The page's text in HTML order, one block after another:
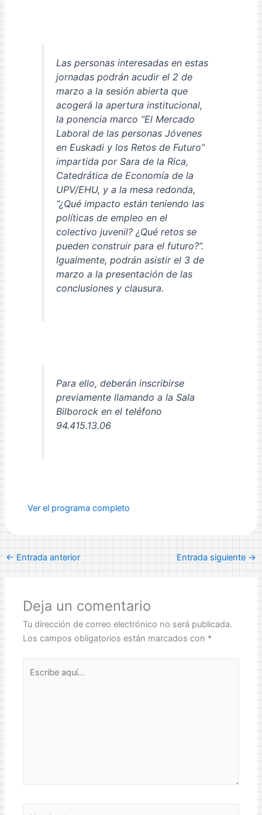
Las personas interesadas en estas
jornadas podrán acudir el 2 de
marzo a la sesión abierta que
acogerá la apertura institucional,
la ponencia marco “El Mercado
Laboral de las personas Jóvenes
en Euskadi y los Retos de Futuro”
impartida por Sara de la Rica,
Catedrática de Economía de la
UPV/EHU, y a la mesa redonda,
“¿Qué impacto están teniendo las
políticas de empleo en el
colectivo juvenil? ¿Qué retos se
pueden construir para el futuro?”.
Igualmente, podrán asistir el 3 de
marzo a la presentación de las
conclusiones y clausura.
Para ello, deberán inscribirse
previamente llamando a la Sala
Bilborock en el teléfono
94.415.13.06
Ver el programa completo
←Entrada anterior Entrada siguiente→
Deja un comentario
Tu dirección de correo electrónico no será publicada.
Los campos obligatorios están marcados con *
aquí...